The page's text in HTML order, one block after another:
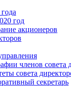
год
акционеров
членов совета
совета
секретарь